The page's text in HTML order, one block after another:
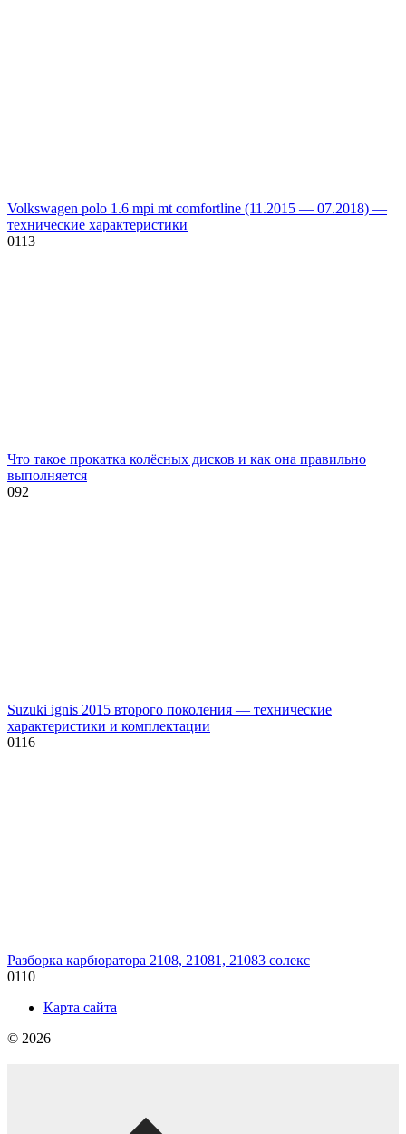
Volkswagen polo 1.6 mpi mt comfortline (11.2015 — 07.2018) —
технические характеристики
0113
Что такое прокатка колёсных дисков и как она правильно
выполняется
092
Suzuki ignis 2015 второго поколения — технические
характеристики и комплектации
0116
Разборка карбюратора 2108, 21081, 21083 солекс
0110
Карта сайта
© 2026